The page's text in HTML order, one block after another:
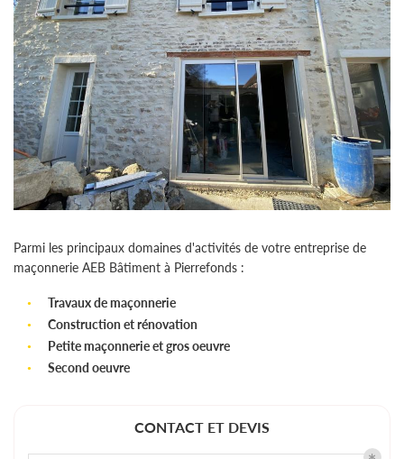
Parmi les principaux domaines d'activités de votre entreprise de
maçonnerie AEB Bâtiment à Pierrefonds :
Travaux de maçonnerie
Construction et rénovation
Petite maçonnerie et gros oeuvre
Second oeuvre
CONTACT ET DEVIS